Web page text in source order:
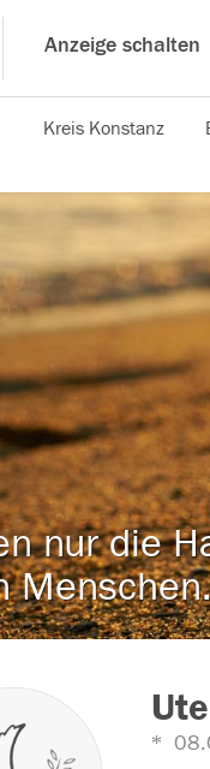
Anzeige schalten
Kreis Konstanz
nur die